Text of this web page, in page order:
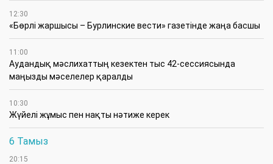
12:30
«Бөрлі жаршысы – Бурлинские вести» газетінде жаңа басшы
11:00
Аудандық мәслихаттың кезектен тыс 42-сессиясында
маңызды мәселелер қаралды
10:30
Жүйелі жұмыс пен нақты нәтиже керек
6 Тамыз
20:15